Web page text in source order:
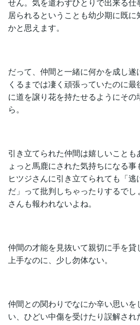
居られるということも幼少期に既
かと思えます。
だって、仲間と一緒に何かを成し遂
くるまでは凄く頑張っていたのに
に道を譲り花を持たせるようにそ
ら。
引き立てられた仲間は嬉しいことも
ょっと馬鹿にされた気持ちになる事
ヒツジさんに引き立てられても「逃
だ」って批判しちゃったりするで
さんも報われないよね。
仲間の才能を見抜いて親切に手を
上手なのに、少し勿体ない。
仲間との関わりでなにか辛い思いを
い、ひどい中傷を受けたり誤解され